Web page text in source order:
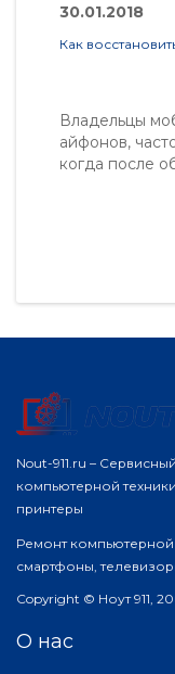
30.01.2018
Как
Владельцы
айфонов,
когда после
потеря
Nout-911.ru –
компьютерной
принтеры
Ремонт компьютерной
смартфоны,
Copyright © Ноут 911,
О нас